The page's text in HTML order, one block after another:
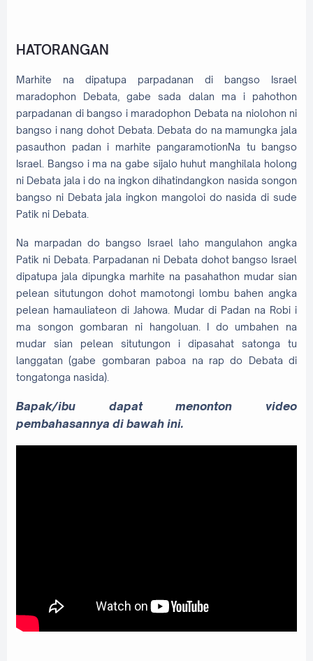
HATORANGAN
Marhite na dipatupa parpadanan di bangso Israel
maradophon Debata, gabe sada dalan ma i pahothon
parpadanan di bangso i maradophon Debata na niolohon ni
bangso i nang dohot Debata. Debata do na mamungka jala
pasauthon padan i marhite pangaramotionNa tu bangso
Israel. Bangso i ma na gabe sijalo huhut manghilala holong
ni Debata jala i do na ingkon dihatindangkon nasida songon
bangso ni Debata jala ingkon mangoloi do nasida di sude
Patik ni Debata.
Na marpadan do bangso Israel laho mangulahon angka
Patik ni Debata. Parpadanan ni Debata dohot bangso Israel
dipatupa jala dipungka marhite na pasahathon mudar sian
pelean situtungon dohot mamotongi lombu bahen angka
pelean hamauliateon di Jahowa. Mudar di Padan na Robi i
ma songon gombaran ni hangoluan. I do umbahen na
mudar sian pelean situtungon i dipasahat satonga tu
langgatan (gabe gombaran paboa na rap do Debata di
tongatonga nasida).
Bapak/ibu dapat menonton video
pembahasannya di bawah ini.